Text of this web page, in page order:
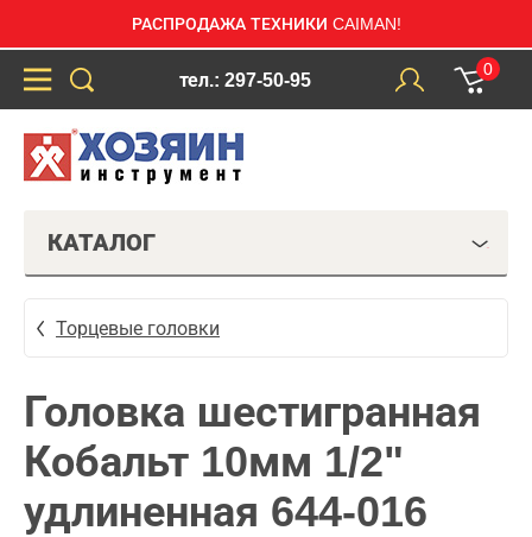
РАСПРОДАЖА ТЕХНИКИ CAIMAN!
тел.: 297-50-95
0
КАТАЛОГ
Торцевые головки
Головка шестигранная
Кобальт 10мм 1/2"
удлиненная 644-016